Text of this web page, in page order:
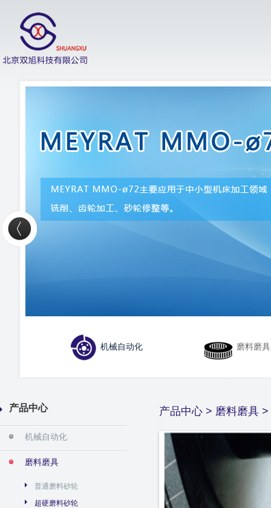
机械自动化 磨料磨具
产品中心
机械自动化
磨料磨具
普通磨料砂轮
超硬磨料砂轮
产品中心 > 磨料磨具 >